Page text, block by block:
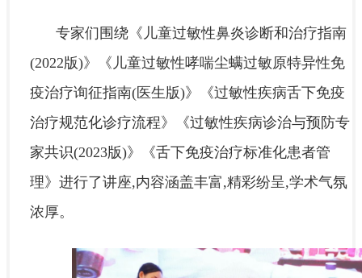
专家们围绕《儿童过敏性鼻炎诊断和治疗指南
(2022版)》《儿童过敏性哮喘尘螨过敏原特异性免
疫治疗询征指南(医生版)》《过敏性疾病舌下免疫
治疗规范化诊疗流程》《过敏性疾病诊治与预防专
家共识(2023版)》《舌下免疫治疗标准化患者管
理》进行了讲座,内容涵盖丰富,精彩纷呈,学术气氛
浓厚。